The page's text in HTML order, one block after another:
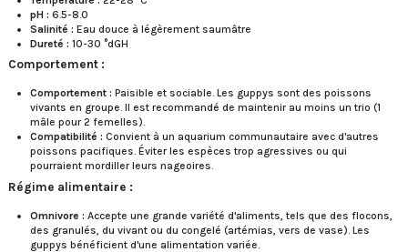
pH : 6.5-8.0
Salinité : Eau douce à légèrement saumâtre
Dureté : 10-30 °dGH
Comportement :
Comportement : Paisible et sociable. Les guppys sont des poissons
vivants en groupe. Il est recommandé de maintenir au moins un trio (1
mâle pour 2 femelles).
Compatibilité : Convient à un aquarium communautaire avec d'autres
poissons pacifiques. Éviter les espèces trop agressives ou qui
pourraient mordiller leurs nageoires.
Régime alimentaire :
Omnivore : Accepte une grande variété d'aliments, tels que des flocons,
des granulés, du vivant ou du congelé (artémias, vers de vase). Les
guppys bénéficient d'une alimentation variée.